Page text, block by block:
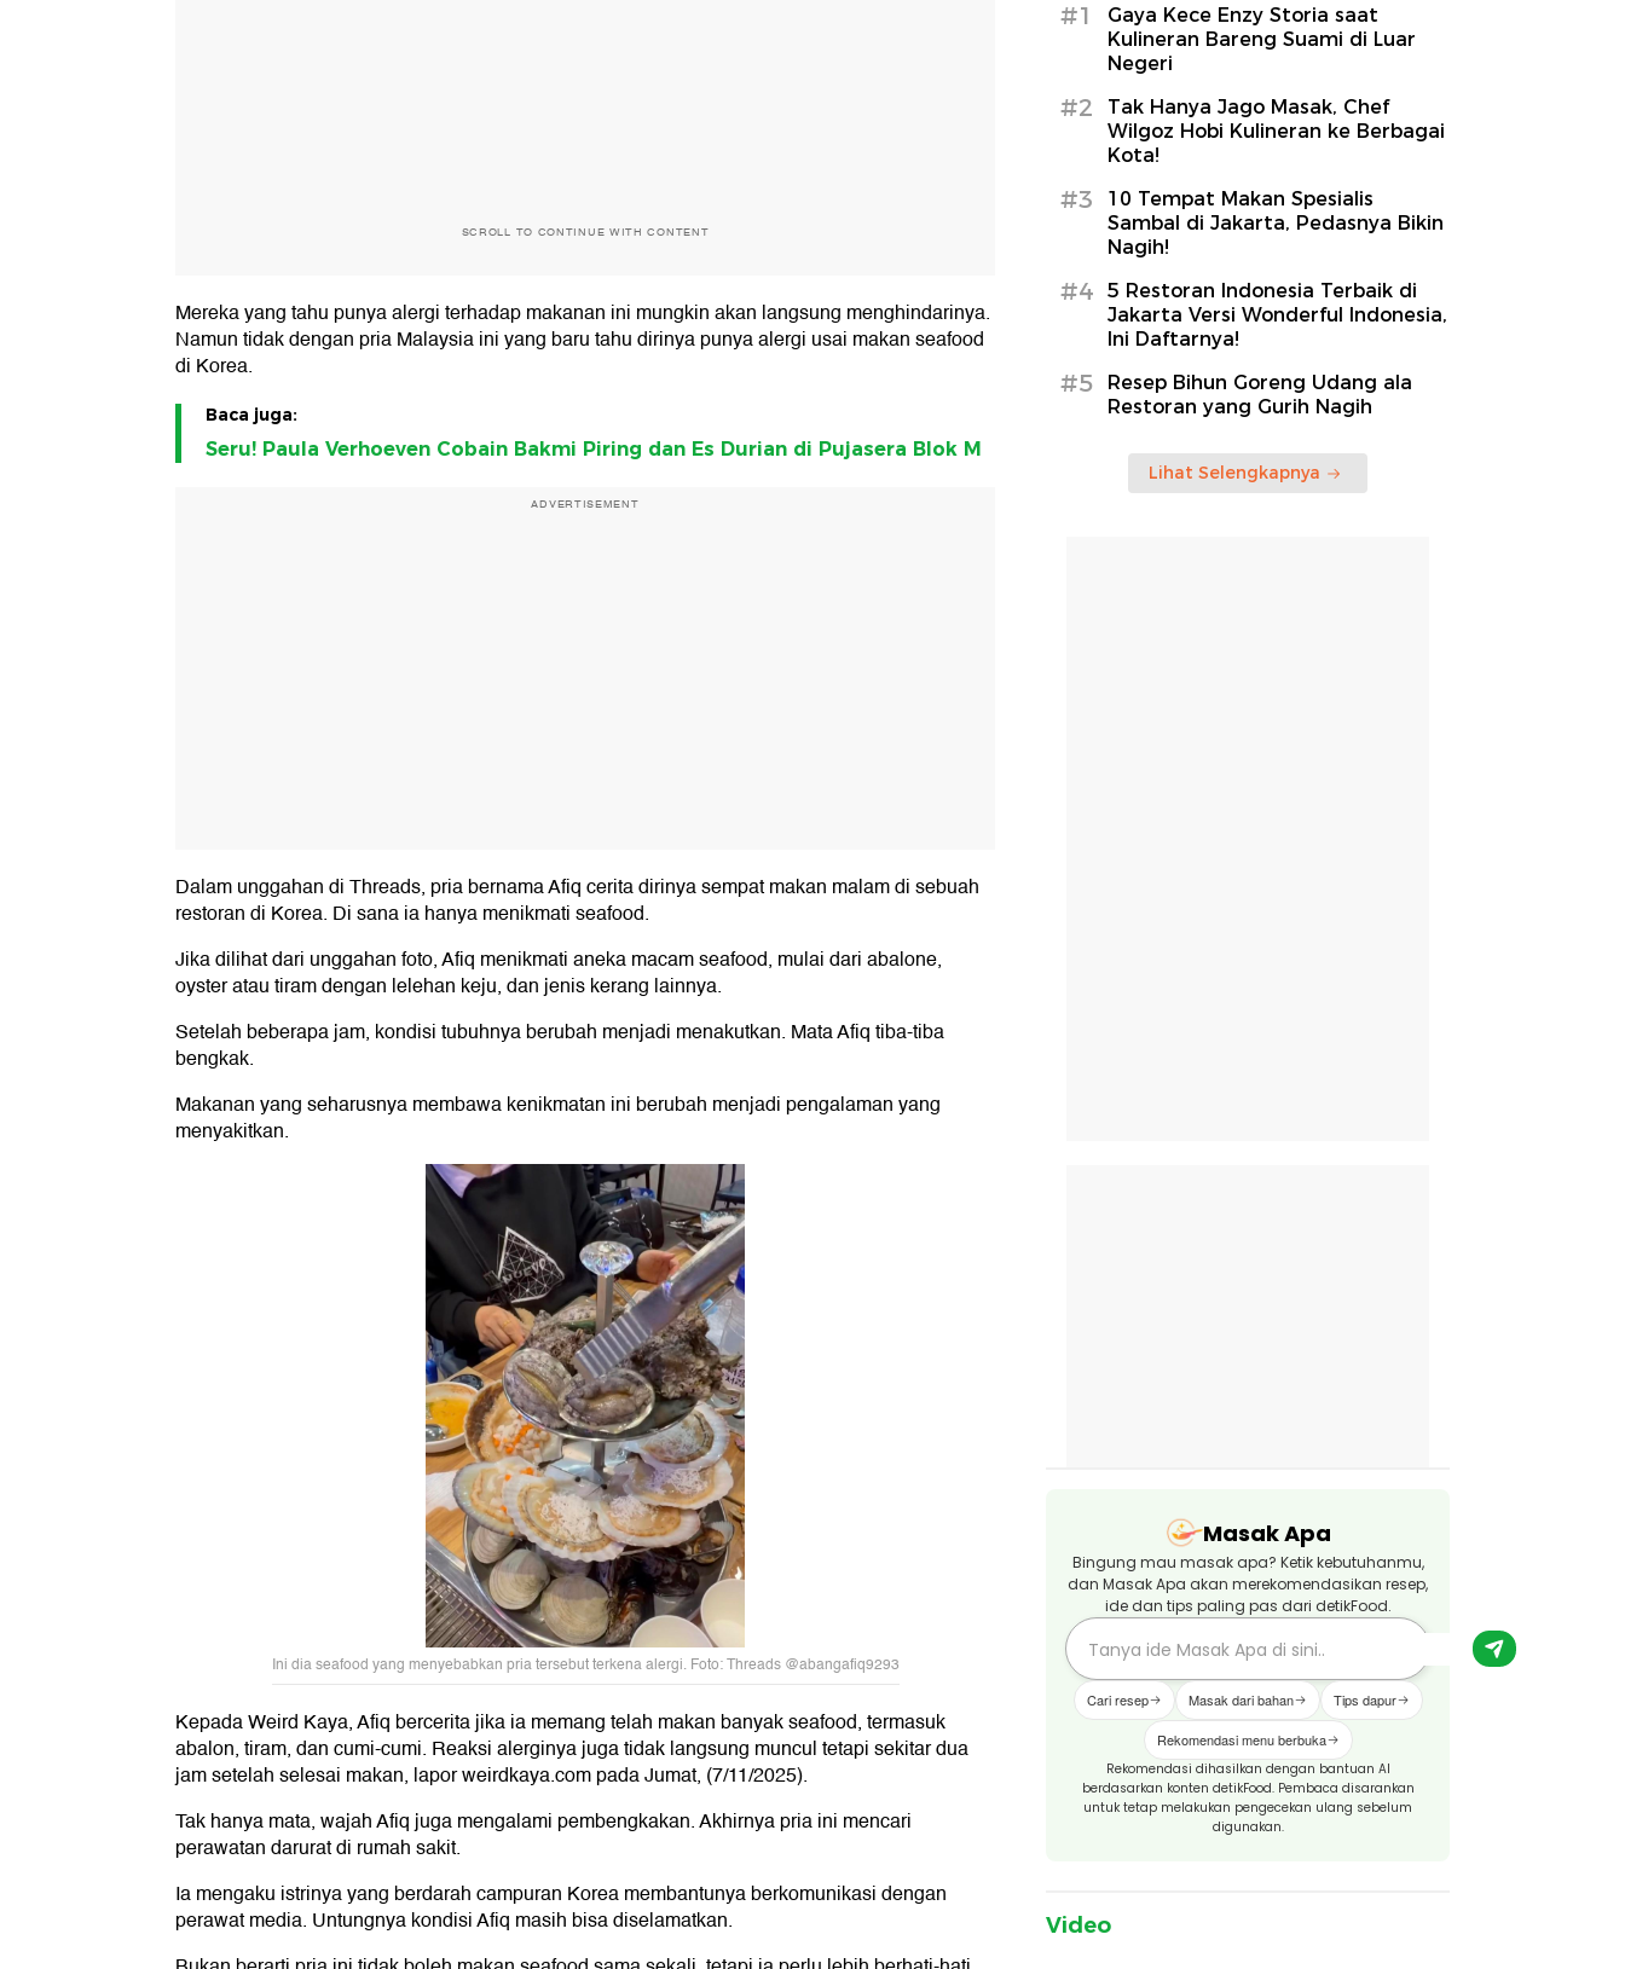
SCROLL TO CONTINUE WITH CONTENT
Mereka yang tahu punya alergi terhadap makanan ini mungkin akan langsung menghindarinya.
Namun tidak dengan pria Malaysia ini yang baru tahu dirinya punya alergi usai makan seafood
di Korea.
Baca juga:
Seru! Paula Verhoeven Cobain Bakmi Piring dan Es Durian di Pujasera Blok M
ADVERTISEMENT
Dalam unggahan di Threads, pria bernama Afiq cerita dirinya sempat makan malam di sebuah
restoran di Korea. Di sana ia hanya menikmati seafood.
Jika dilihat dari unggahan foto, Afiq menikmati aneka macam seafood, mulai dari abalone,
oyster atau tiram dengan lelehan keju, dan jenis kerang lainnya.
Setelah beberapa jam, kondisi tubuhnya berubah menjadi menakutkan. Mata Afiq tiba-tiba
bengkak.
Makanan yang seharusnya membawa kenikmatan ini berubah menjadi pengalaman yang
menyakitkan.
Ini dia seafood yang menyebabkan pria tersebut terkena alergi. Foto: Threads @abangafiq9293
Kepada Weird Kaya, Afiq bercerita jika ia memang telah makan banyak seafood, termasuk
abalon, tiram, dan cumi-cumi. Reaksi alerginya juga tidak langsung muncul tetapi sekitar dua
jam setelah selesai makan, lapor weirdkaya.com pada Jumat, (7/11/2025).
Tak hanya mata, wajah Afiq juga mengalami pembengkakan. Akhirnya pria ini mencari
perawatan darurat di rumah sakit.
Ia mengaku istrinya yang berdarah campuran Korea membantunya berkomunikasi dengan
perawat media. Untungnya kondisi Afiq masih bisa diselamatkan.
#1
Gaya Kece Enzy Storia saat
Kulineran Bareng Suami di Luar
Negeri
#2
Tak Hanya Jago Masak, Chef
Wilgoz Hobi Kulineran ke Berbagai
Kota!
#3
10 Tempat Makan Spesialis
Sambal di Jakarta, Pedasnya Bikin
Nagih!
#4
5 Restoran Indonesia Terbaik di
Jakarta Versi Wonderful Indonesia,
Ini Daftarnya!
#5
Resep Bihun Goreng Udang ala
Restoran yang Gurih Nagih
Lihat Selengkapnya
Masak Apa
Bingung mau masak apa? Ketik kebutuhanmu,
dan Masak Apa akan merekomendasikan resep,
ide dan tips paling pas dari detikFood.
Cari resep Masak dari bahan Tips dapur
Rekomendasi menu berbuka
Rekomendasi dihasilkan dengan bantuan AI
berdasarkan konten detikFood. Pembaca disarankan
untuk tetap melakukan pengecekan ulang sebelum
digunakan.
Video